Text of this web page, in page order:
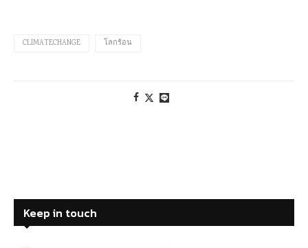
CLIMATECHANGE โลกร้อน
Keep in touch